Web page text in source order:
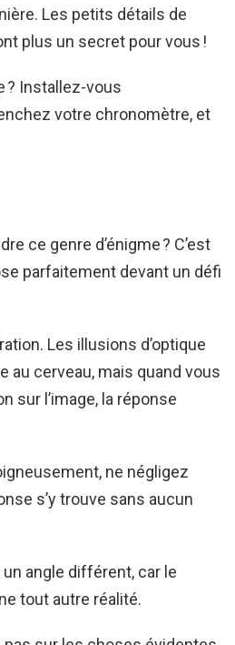
Les petits détails de
plus un secret pour vous !
? Installez-vous
votre chronomètre, et
ce genre d’énigme ? C’est
parfaitement devant un défi
Les illusions d’optique
au cerveau, mais quand vous
sur l’image, la réponse
ne négligez
s’y trouve sans aucun
un angle différent, car le
tout autre réalité.